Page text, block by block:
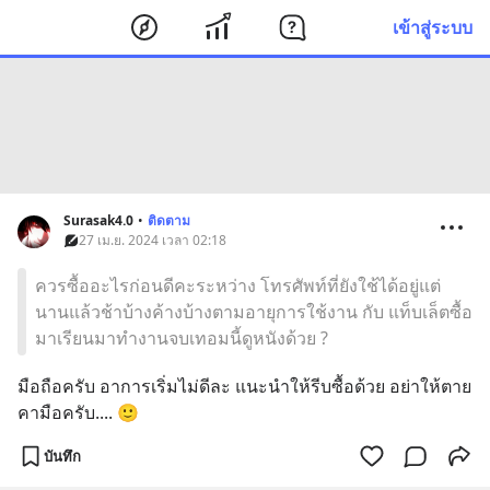
เข้าสู่ระบบ
Surasak4.0 • ติดตาม
27 เม.ย. 2024 เวลา 02:18
ควรซื้ออะไรก่อนดีคะระหว่าง โทรศัพท์ที่ยังใช้ได้อยู่แต่
นานแล้วช้าบ้างค้างบ้างตามอายุการใช้งาน กับ แท็บเล็ตซื้อ
มาเรียนมาทำงานจบเทอมนี้ดูหนังด้วย ?
มือถือครับ อาการเริ่มไม่ดีละ แนะนำให้รีบซื้อด้วย อย่าให้ตาย
คามือครับ.... 🙂
บันทึก